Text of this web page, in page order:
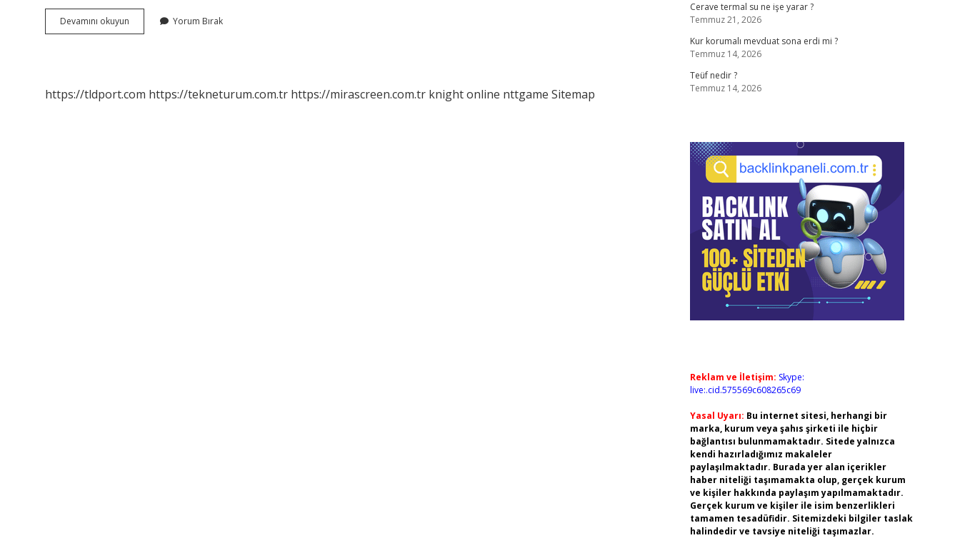
Devamını okuyun
İNciler
Yorum Bırak
https://tldport.com https://tekneturum.com.tr https://mirascreen.com.tr knight online nttgame Sitemap
Cerave termal su ne işe yarar ?
Temmuz 21, 2026
Kur korumalı mevduat sona erdi mi ?
Temmuz 14, 2026
Teüf nedir ?
Temmuz 14, 2026
Reklam ve İletişim: Skype:
live:.cid.575569c608265c69
Yasal Uyarı: Bu internet sitesi, herhangi bir
marka, kurum veya şahıs şirketi ile hiçbir
bağlantısı bulunmamaktadır. Sitede yalnızca
kendi hazırladığımız makaleler
paylaşılmaktadır. Burada yer alan içerikler
haber niteliği taşımamakta olup, gerçek kurum
ve kişiler hakkında paylaşım yapılmamaktadır.
Gerçek kurum ve kişiler ile isim benzerlikleri
tamamen tesadüfidir. Sitemizdeki bilgiler taslak
halindedir ve tavsiye niteliği taşımazlar.